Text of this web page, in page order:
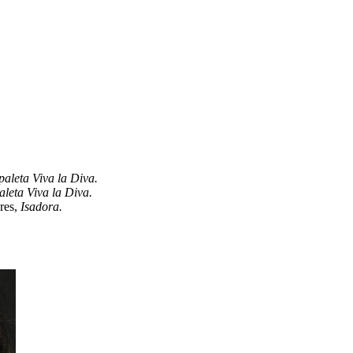
Viva la Diva.
Viva la Diva.
Isadora.